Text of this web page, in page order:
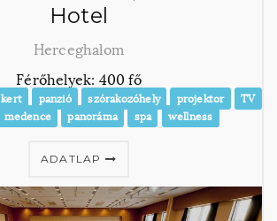
Hotel
Herceghalom
Férőhelyek: 400 fő
kert panzió szórakozóhely projektor
TV
medence panoráma spa wellness
ADATLAP